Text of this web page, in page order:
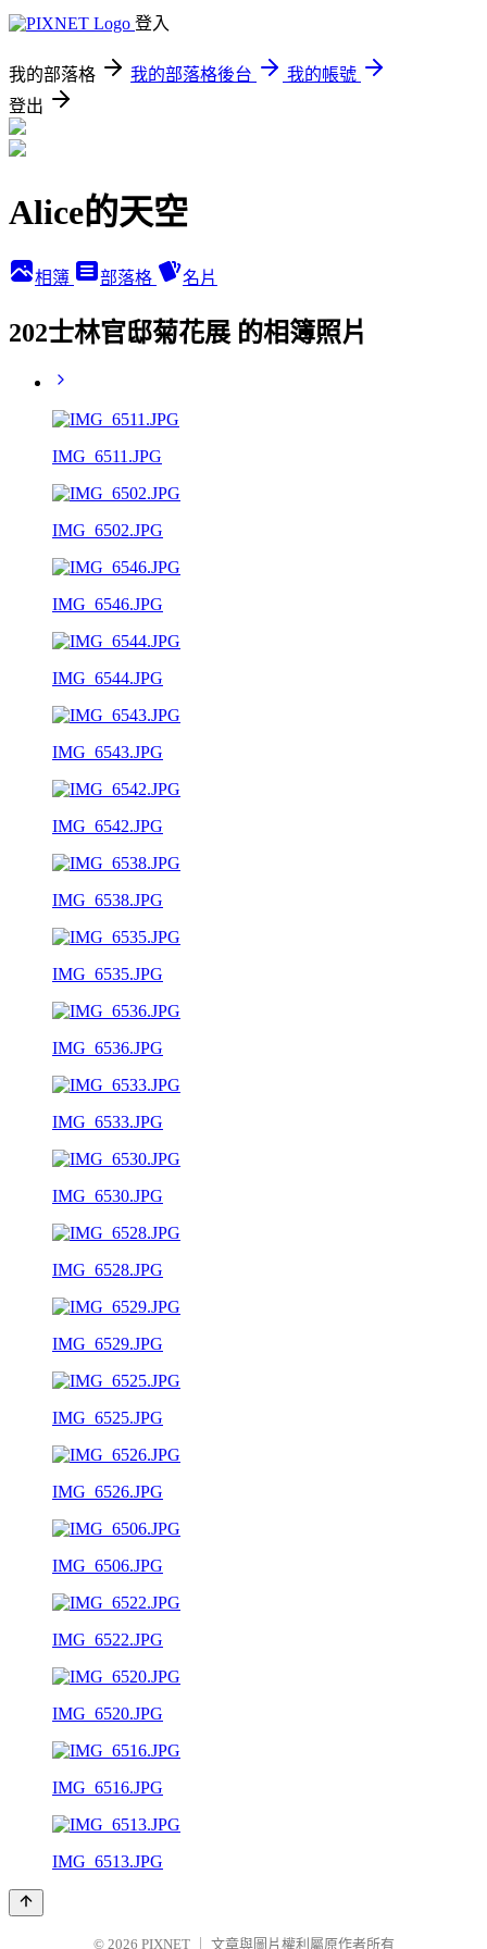
登入
我的部落格 我的部落格後台
我的帳號
登出
Alice的天空
相簿 部落格 名片
202士林官邸菊花展 的相簿照片
IMG_6511.JPG
IMG_6502.JPG
IMG_6546.JPG
IMG_6544.JPG
IMG_6543.JPG
IMG_6542.JPG
IMG_6538.JPG
IMG_6535.JPG
IMG_6536.JPG
IMG_6533.JPG
IMG_6530.JPG
IMG_6528.JPG
IMG_6529.JPG
IMG_6525.JPG
IMG_6526.JPG
IMG_6506.JPG
IMG_6522.JPG
IMG_6520.JPG
IMG_6516.JPG
IMG_6513.JPG
© 2026 PIXNET 文章與圖片權利屬原作者所有